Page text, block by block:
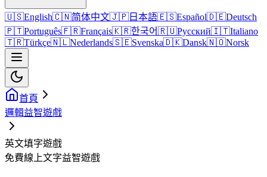
🇺🇸English🇨🇳简体中文🇯🇵 日本語🇪🇸Español🇩🇪Deutsch
🇵🇹Português🇫🇷Français🇰🇷한국어🇷🇺Русский🇮🇹Italiano
🇹🇷Türkçe🇳🇱Nederlands🇸🇪Svenska🇩🇰Dansk🇳🇴Norsk
首頁
邏輯益智遊戲
英文填字遊戲
免費線上文字益智遊戲